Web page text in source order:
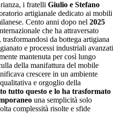
i fratelli Giulio e Stefano
artigianale dedicato ai mobili
Cento anni dopo nel 2025
che ha attraversato
da bottega artigiana
e processi industriali avanzati
mantenuta per così lungo
della manifattura del mobile
crescere in un ambiente
e orgoglio della
tutto questo e lo ha trasformato
una semplicità solo
complessità risolte e sfide